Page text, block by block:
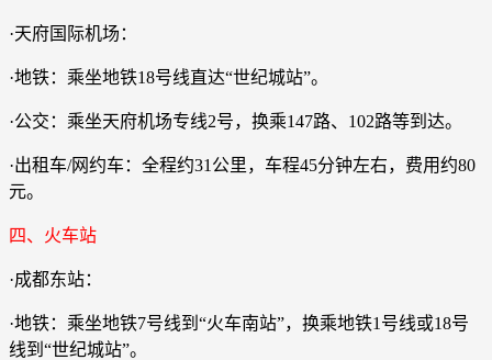
·天府国际机场：
·地铁：乘坐地铁18号线直达“世纪城站”。
·公交：乘坐天府机场专线2号，换乘147路、102路等到达。
·出租车/网约车：全程约31公里，车程45分钟左右，费用约80
元。
四、火车站
·成都东站：
·地铁：乘坐地铁7号线到“火车南站”，换乘地铁1号线或18号
线到“世纪城站”。